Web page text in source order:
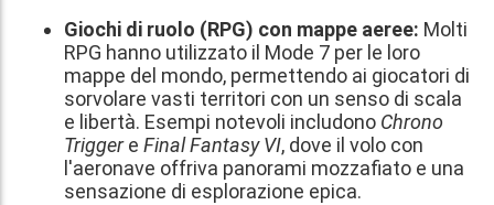
Giochi di ruolo (RPG) con mappe aeree: Molti
RPG hanno utilizzato il Mode 7 per le loro
mappe del mondo, permettendo ai giocatori di
sorvolare vasti territori con un senso di scala
e libertà. Esempi notevoli includono Chrono
Triggere Final Fantasy VI, dove il volo con
l'aeronave offriva panorami mozzafiato e una
sensazione di esplorazione epica.